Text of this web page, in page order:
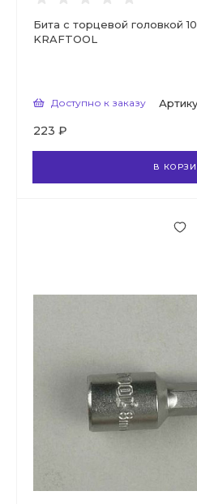
Бита с торцевой головкой
KRAFTOOL
Доступно к заказу
223 ₽
В